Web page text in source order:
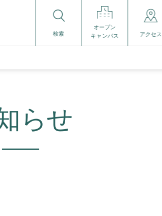
検索
オープン
キャンパス アクセス
らせ